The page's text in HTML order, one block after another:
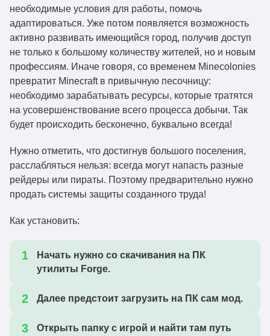
необходимые условия для работы, помочь
адаптироваться. Уже потом появляется возможность
активно развивать имеющийся город, получив доступ
не только к большому количеству жителей, но и новым
профессиям. Иначе говоря, со временем Minecolonies
превратит Minecraft в привычную песочницу:
необходимо зарабатывать ресурсы, которые тратятся
на усовершенствование всего процесса добычи. Так
будет происходить бесконечно, буквально всегда!
Нужно отметить, что достигнув большого поселения,
расслабляться нельзя: всегда могут напасть разные
рейдеры или пираты. Поэтому предварительно нужно
продать системы защиты созданного труда!
Как установить:
Начать нужно со скачивания на ПК
утилиты Forge.
Далее предстоит загрузить на ПК сам мод.
Открыть папку с игрой и найти там путь